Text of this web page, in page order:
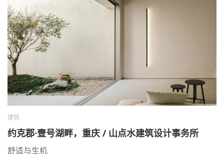
建筑
约克郡·壹号湖畔，重庆 / ⼭点⽔建筑设计事务所
舒适与生机